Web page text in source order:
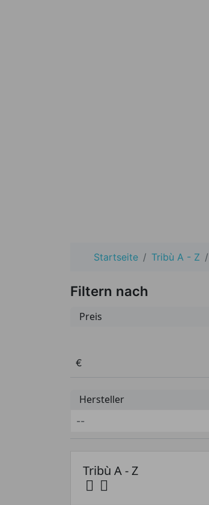
Startseite Tribù A - Z
Filtern nach
Preis
Preis von
€
Hersteller
Tribù A - Z
 